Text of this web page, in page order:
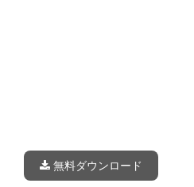
無料ダウンロード